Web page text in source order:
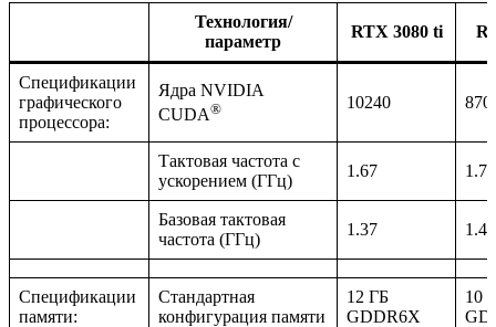
Технология/
параметр
RTX 3080 ti
Спецификации
графического
процессора:
Ядра NVIDIA
CUDA® 10240
Тактовая частота с
ускорением (ГГц)
1.67 1.71
Базовая тактовая
частота (ГГц)
1.37 1.44
Спецификации
памяти:
Стандартная
конфигурация памяти
12 ГБ
GDDR6X
10